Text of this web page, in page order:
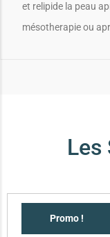
et relipide la peau
mésotherapie ou
Les
Promo !